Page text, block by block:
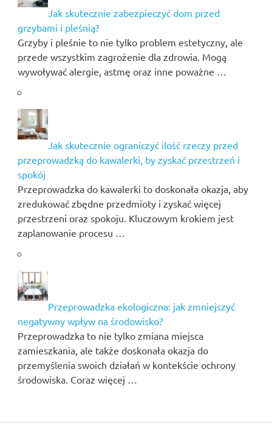
Jak skutecznie zabezpieczyć dom przed
grzybami i pleśnią?
Grzyby i pleśnie to nie tylko problem estetyczny, ale
przede wszystkim zagrożenie dla zdrowia. Mogą
wywoływać alergie, astmę oraz inne poważne …
Jak skutecznie ograniczyć ilość rzeczy przed
przeprowadzką do kawalerki, by zyskać przestrzeń i
spokój
Przeprowadzka do kawalerki to doskonała okazja, aby
zredukować zbędne przedmioty i zyskać więcej
przestrzeni oraz spokoju. Kluczowym krokiem jest
zaplanowanie procesu …
Przeprowadzka ekologiczna: jak zmniejszyć
negatywny wpływ na środowisko?
Przeprowadzka to nie tylko zmiana miejsca
zamieszkania, ale także doskonała okazja do
przemyślenia swoich działań w kontekście ochrony
środowiska. Coraz więcej …